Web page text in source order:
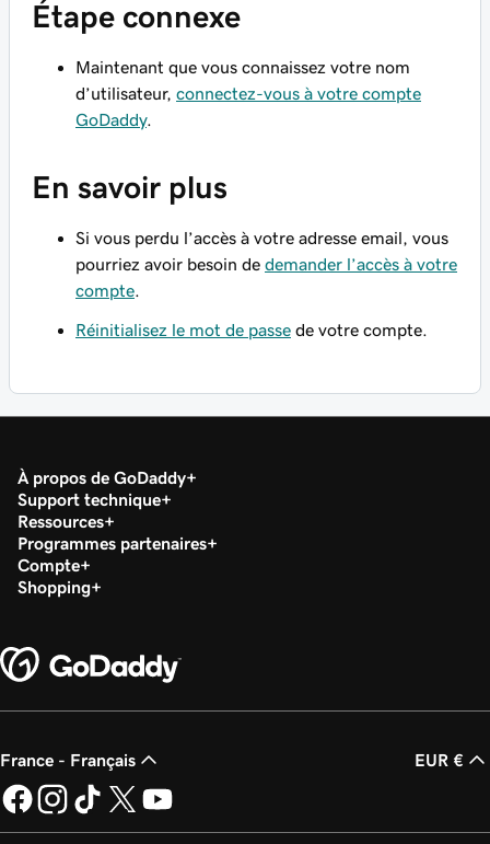
Étape connexe
Maintenant que vous connaissez votre nom
d’utilisateur, connectez-vous à votre compte
GoDaddy.
En savoir plus
Si vous perdu l’accès à votre adresse email, vous
pourriez avoir besoin de demander l’accès à votre
compte
Réinitialisez le mot de passe de votre compte.
À propos de GoDaddy
Support technique
Ressources
Programmes partenaires
Compte
Shopping
France - Français EUR €